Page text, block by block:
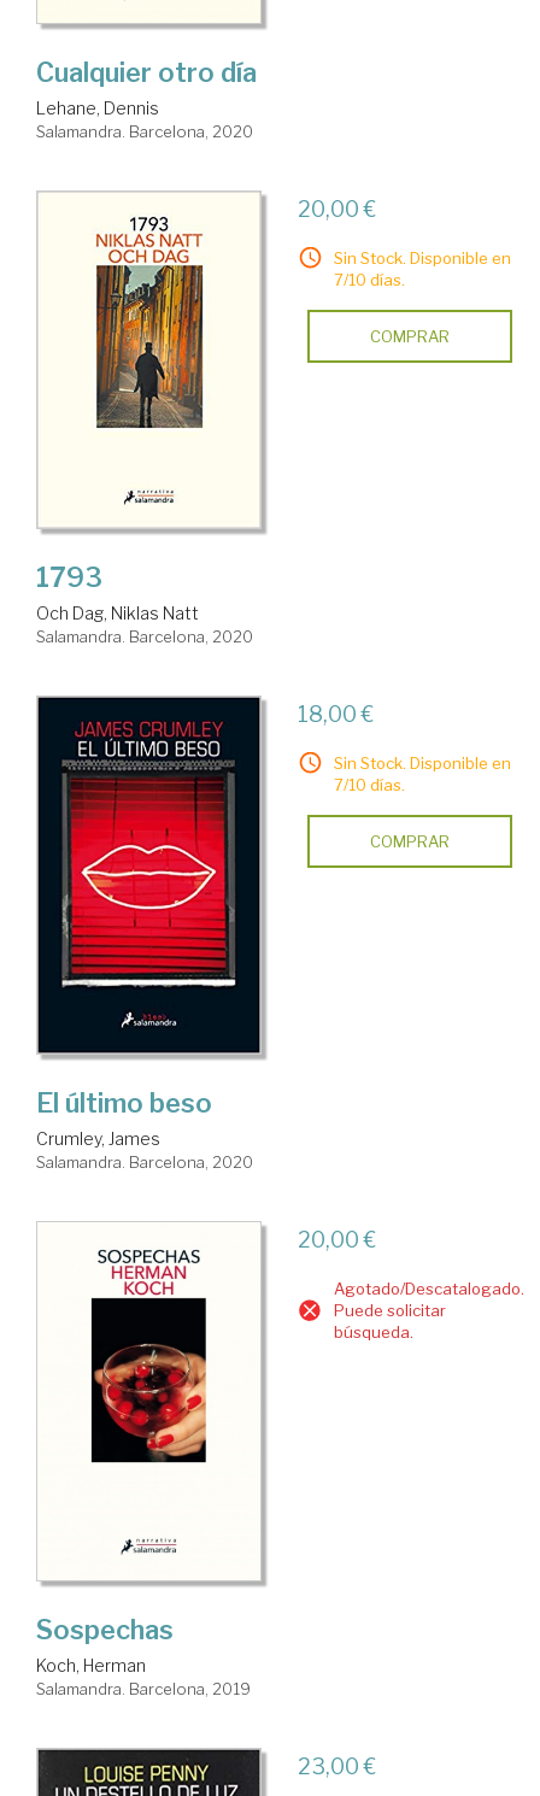
Cualquier otro día
Lehane, Dennis
Salamandra. Barcelona, 2020
20,00 €
Sin Stock. Disponible en
7/10 días.
COMPRAR
1793
Och Dag, Niklas Natt
Salamandra. Barcelona, 2020
18,00 €
Sin Stock. Disponible en
7/10 días.
COMPRAR
El último beso
Crumley, James
Salamandra. Barcelona, 2020
20,00 €
Agotado/Descatalogado.
Puede solicitar
búsqueda.
Sospechas
Koch, Herman
Salamandra. Barcelona, 2019
23,00 €